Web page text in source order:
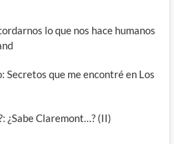
lo que nos hace humanos
Secretos que me encontré en Los
¿Sabe Claremont…? (II)